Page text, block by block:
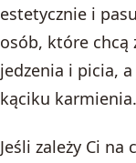
estetycznie i
osób, które chcą
jedzenia i picia,
kąciku karmienia.
Jeśli zależy Ci